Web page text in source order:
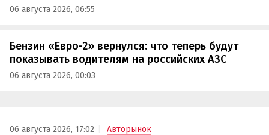
06 августа 2026, 06:55
Бензин «Евро-2» вернулся: что теперь будут
показывать водителям на российских АЗС
06 августа 2026, 00:03
06 августа 2026, 17:02 Авторынок